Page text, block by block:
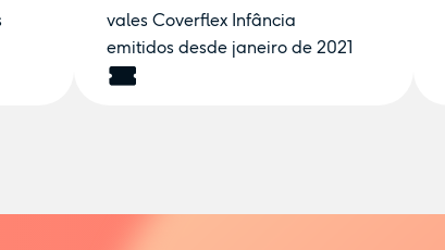
vales Coverflex Infância
emitidos desde janeiro de 2021